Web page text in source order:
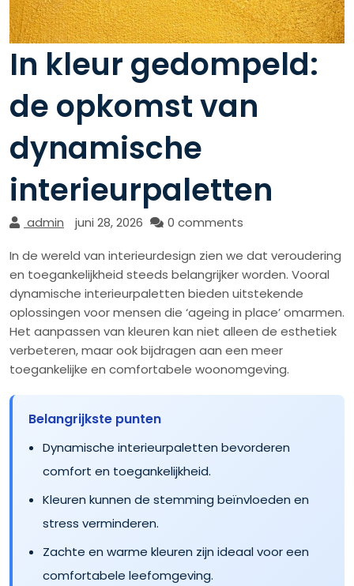
In kleur gedompeld:
de opkomst van
dynamische
interieurpaletten
admin juni 28, 2026
0 comments
In de wereld van interieurdesign zien we dat veroudering
en toegankelijkheid steeds belangrijker worden. Vooral
dynamische interieurpaletten bieden uitstekende
oplossingen voor mensen die ‘ageing in place’ omarmen.
Het aanpassen van kleuren kan niet alleen de esthetiek
verbeteren, maar ook bijdragen aan een meer
toegankelijke en comfortabele woonomgeving.
Belangrijkste punten
Dynamische interieurpaletten bevorderen
comfort en toegankelijkheid.
Kleuren kunnen de stemming beïnvloeden en
stress verminderen.
Zachte en warme kleuren zijn ideaal voor een
comfortabele leefomgeving.